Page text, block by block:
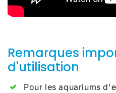
Remarques
d'utilisation
Pour les aquariums